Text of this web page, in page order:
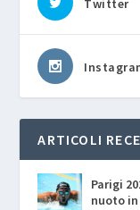
Twitter
ARTICOLI
Parigi
nuoto in